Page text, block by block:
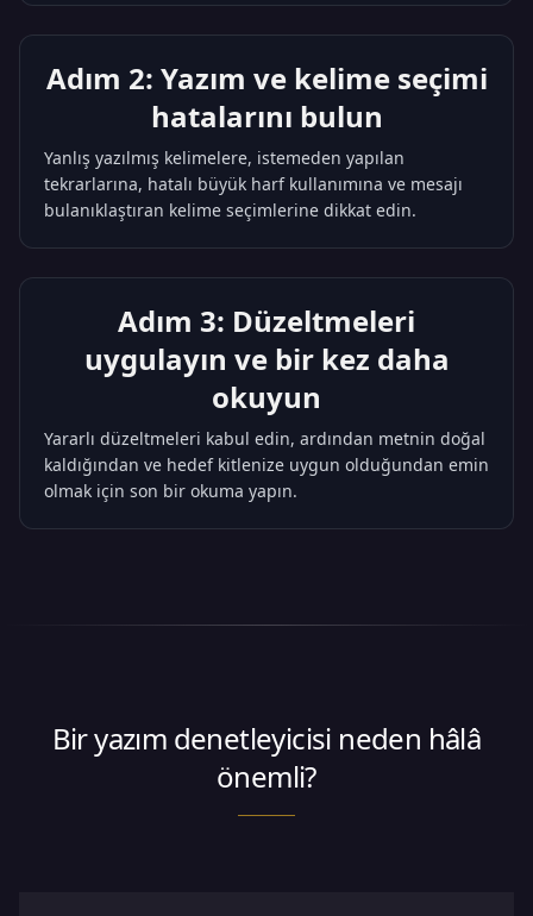
Adım 2: Yazım ve kelime seçimi
hatalarını bulun
Yanlış yazılmış kelimelere, istemeden yapılan
tekrarlarına, hatalı büyük harf kullanımına ve mesajı
bulanıklaştıran kelime seçimlerine dikkat edin.
Adım 3: Düzeltmeleri
uygulayın ve bir kez daha
okuyun
Yararlı düzeltmeleri kabul edin, ardından metnin doğal
kaldığından ve hedef kitlenize uygun olduğundan emin
olmak için son bir okuma yapın.
Bir yazım denetleyicisi neden hâlâ
önemli?